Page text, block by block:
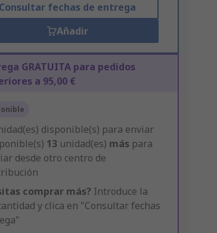
Consultar fechas de entrega
Añadir
GRATUITA para pedidos
a 95,00 €
disponible(s) para enviar
13 unidad(es) más para
desde otro centro de
comprar más? Introduce la
y clica en "Consultar fechas